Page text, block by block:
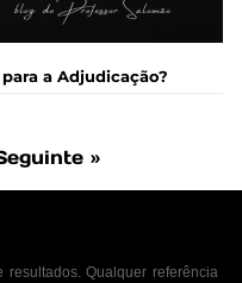
a Adjudicação?
»
Qualquer referência